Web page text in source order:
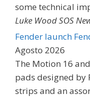
some technical
Luke Wood SOS
Fender launch
Agosto 2026
The Motion 16
pads designed by
strips and an